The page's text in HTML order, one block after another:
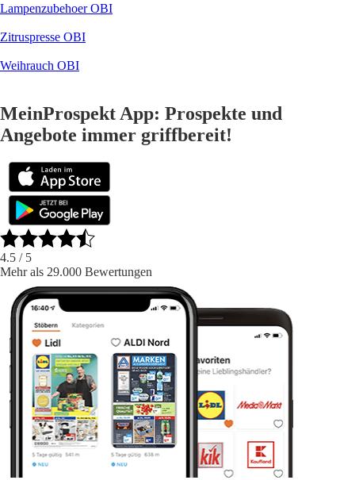
Lampenzubehoer OBI
Zitruspresse OBI
Weihrauch OBI
MeinProspekt App: Prospekte und
Angebote immer griffbereit!
4.5 / 5
Mehr als 29.000 Bewertungen